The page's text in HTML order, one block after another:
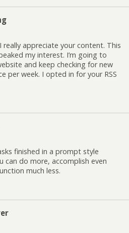
appreciate your content. This
my interest. I’m going to
and keep checking for new
per week. I opted in for your RSS
finished in a prompt style
can do more, accomplish even
much less.